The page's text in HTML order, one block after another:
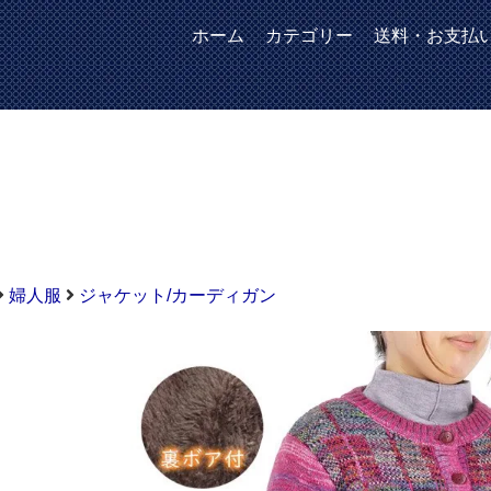
ホーム カテゴリー 送料・お支払
婦人服 ジャケット/カーディガン